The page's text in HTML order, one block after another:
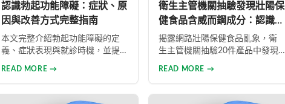
認識勃起功能障礙：症狀、原
因與改善方式完整指南
本文完整介紹勃起功能障礙的定
義、症狀表現與就診時機，並提
壓力管理與規律運動等生活調整
方法，同時說明常見治療藥物的
READ MORE →
衛生主管機關抽驗發現壯陽保
健食品含威而鋼成分：認識勃
起功能障礙與正規治療
揭露網路壯陽保健食品亂象，衛
生主管機關抽驗20件產品中發現3
鞭王」。這些非法產品標榜天然
成分卻摻雜藥物，對健康造成極
READ MORE →